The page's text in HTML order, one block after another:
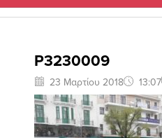
P3230009
23 Μαρτίου 2018 13:07